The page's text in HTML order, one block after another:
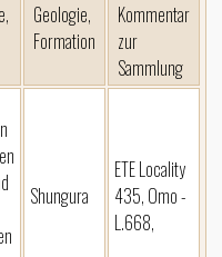
Geologie,
Formation
Kommentar
zur
Sammlung
Shungura
ETE Locality
435, Omo -
L.668,